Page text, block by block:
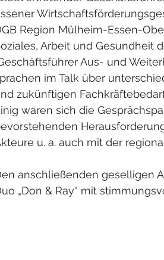
Region Mülheim-Essen-
Arbeit und Gesundheit
Aus- und
im Talk über
zukünftigen
waren sich die
u. a. auch mit der
anschließenden geselligen
„Don & Ray“ mit